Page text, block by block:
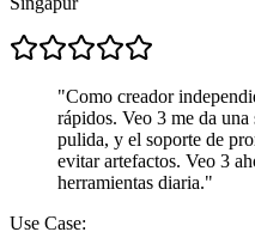
"Como creador
rápidos. Veo 3 me da
pulida, y el soporte de
evitar artefactos. Veo 3
herramientas diaria."
Use Case: